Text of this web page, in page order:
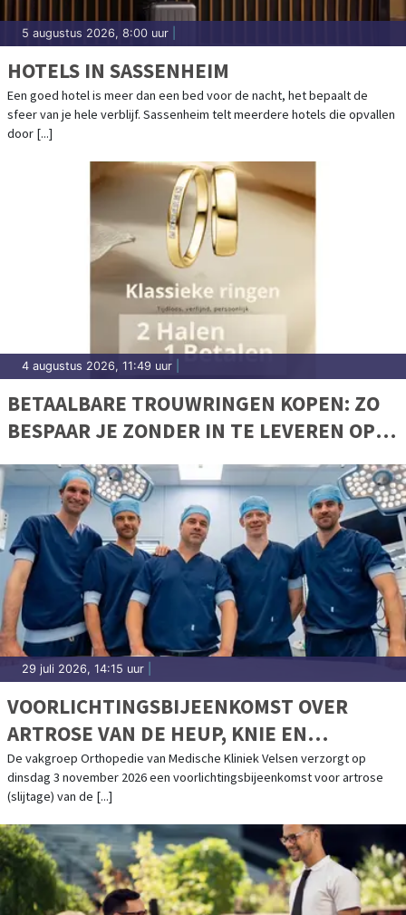
5 augustus 2026, 8:00 uur
HOTELS IN SASSENHEIM
Een goed hotel is meer dan een bed voor de nacht, het bepaalt de
sfeer van je hele verblijf. Sassenheim telt meerdere hotels die opvallen
door [...]
4 augustus 2026, 11:49 uur
BETAALBARE TROUWRINGEN KOPEN: ZO
BESPAAR JE ZONDER IN TE LEVEREN OP
29 juli 2026, 14:15 uur
VOORLICHTINGSBIJEENKOMST OVER
ARTROSE VAN DE HEUP, KNIE EN
SCHOUDER IN MEDISCHE KLINIEK VELSEN
De vakgroep Orthopedie van Medische Kliniek Velsen verzorgt op
dinsdag 3 november 2026 een voorlichtingsbijeenkomst voor artrose
(slijtage) van de [...]